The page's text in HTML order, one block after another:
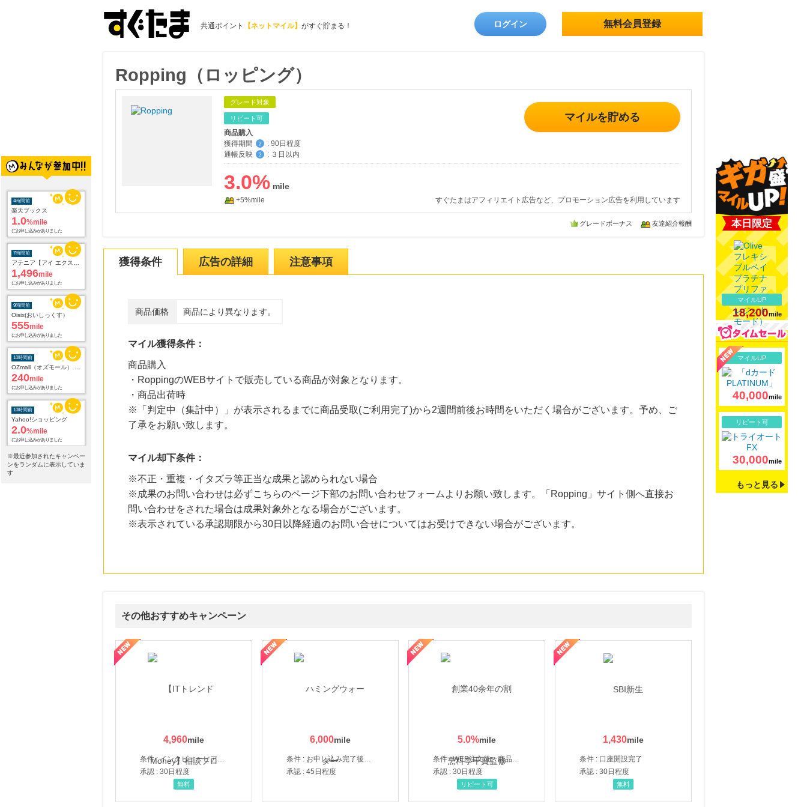
共通ポイント 【ネットマイル】 がすぐ貯まる！ ログイン 無料会員登録
4時間前
楽天ブックス
1.0%mile
にお申し込みがありました
7時間前
1,496mile
にお申し込みがありました
9時間前
Oisix(おいしっくす）
555mile
にお申し込みがありました
10時間前
240mile
にお申し込みがありました
10時間前
Yahoo!ショッピング
2.0%mile
にお申し込みがありました
10時間前
電子貸本Renta!
※最近参加されたキャンペー
ンをランダムに表示していま
す
Ropping（ロッピング）
グレード対象
リピート可
商品購入
獲得期間
？ : 90日程度
通帳反映
？ : ３日以内
マイルを貯める
3.0%
+5%mile すぐたまはアフィリエイト広告など、プロモーション広告を利用しています
グレードボーナス 友達紹介報酬
獲得条件 広告の詳細 注意事項
商品価格 商品により異なります。
マイル獲得条件：
商品購入
・RoppingのWEBサイトで販売している商品が対象となります。
・商品出荷時
※「判定中（集計中）」が表示されるまでに商品受取(ご利用完了)から2週間前後お時間をいただく場合がございます。予め、ご
了承をお願い致します。
マイル却下条件：
※不正・重複・イタズラ等正当な成果と認められない場合
※成果のお問い合わせは必ずこちらのページ下部のお問い合わせフォームよりお願い致します。「Ropping」サイト側へ直接お
問い合わせをされた場合は成果対象外となる場合がございます。
※表示されている承認期限から30日以降経過のお問い合せについてはお受けできない場合がございます。
その他おすすめキャンペーン
4,960
条件 : インタビューヒアリング完了
承認 : 30日程度
無料
6,000
条件 : お申し込み完了後、決済登録完了と1ヶ月以内のサーバー初回設置。
承認 : 45日程度
5.0%
条件 : WEB注文後、商品受け取り+入金確認時点
承認 : 30日程度
創業40余年の割烹料亭千賀監修【おせちの千賀屋】おもてなし参道本店
リピート可
1,430
条件 : 口座開設完了
承認 : 30日程度
SBI新生銀行「口座開設」
無料
本日限定
マイルUP
18,200mile
マイルUP
40,000mile
リピート可
30,000mile
もっと見る